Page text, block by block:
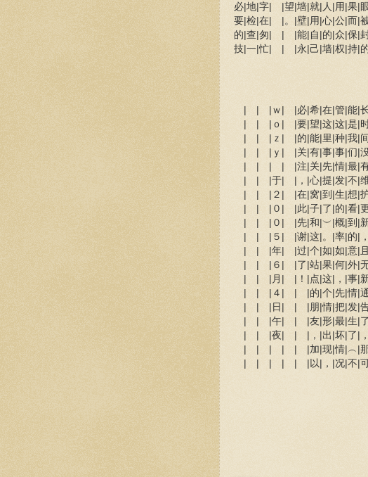
必|地|字| |望|墙|就|人|用|
要|检|在| |。|壁|用|心|公|
的|查|匆| | |能|自|的|众|
技|一|忙| | |永|己|墙|权|
| | |ｗ| |必|希|在|管|能|长|
| | |ｏ| |要|望|这|这|是|时|
| | |ｚ| |的|能|里|种|我|间|
| | |ｙ| |关|有|事|事|们|没|
| | | | |注|关|先|情|最|有|
| | |于| |，|心|提|发|不|维
| | |２| |在|窝|到|生|想|护|
| | |０| |此|子|了|的|看|更|
| | |０| |先|和|︶|概|到|新|
| | |５| |谢|这|。|率|的|，|
| | |年| |过|个|如|如|意|且|
| | |６| |了|站|果|何|外|无|
| | |月| |！|点|这|，|事|新|
| | |４| | |的|个|先|情|通|
| | |日| | |朋|情|把|发|告|
| | |午| | |友|形|最|生|了|
| | |夜| | |，|出|坏|了|，|
| | | | | |加|现|情|︵|那|
| | | | | |以|，|况|不|可